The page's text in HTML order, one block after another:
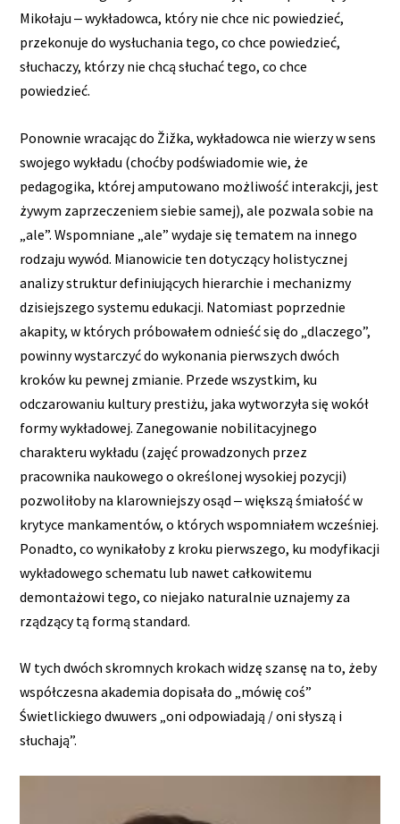
Mikołaju ‒ wykładowca, który nie chce nic powiedzieć,
przekonuje do wysłuchania tego, co chce powiedzieć,
słuchaczy, którzy nie chcą słuchać tego, co chce
powiedzieć.
Ponownie wracając do Žižka, wykładowca nie wierzy w sens
swojego wykładu (choćby podświadomie wie, że
pedagogika, której amputowano możliwość interakcji, jest
żywym zaprzeczeniem siebie samej), ale pozwala sobie na
„ale”. Wspomniane „ale” wydaje się tematem na innego
rodzaju wywód. Mianowicie ten dotyczący holistycznej
analizy struktur definiujących hierarchie i mechanizmy
dzisiejszego systemu edukacji. Natomiast poprzednie
akapity, w których próbowałem odnieść się do „dlaczego”,
powinny wystarczyć do wykonania pierwszych dwóch
kroków ku pewnej zmianie. Przede wszystkim, ku
odczarowaniu kultury prestiżu, jaka wytworzyła się wokół
formy wykładowej. Zanegowanie nobilitacyjnego
charakteru wykładu (zajęć prowadzonych przez
pracownika naukowego o określonej wysokiej pozycji)
pozwoliłoby na klarowniejszy osąd ‒ większą śmiałość w
krytyce mankamentów, o których wspomniałem wcześniej.
Ponadto, co wynikałoby z kroku pierwszego, ku modyfikacji
wykładowego schematu lub nawet całkowitemu
demontażowi tego, co niejako naturalnie uznajemy za
rządzący tą formą standard.
W tych dwóch skromnych krokach widzę szansę na to, żeby
współczesna akademia dopisała do „mówię coś”
Świetlickiego dwuwers „oni odpowiadają / oni słyszą i
słuchają”.